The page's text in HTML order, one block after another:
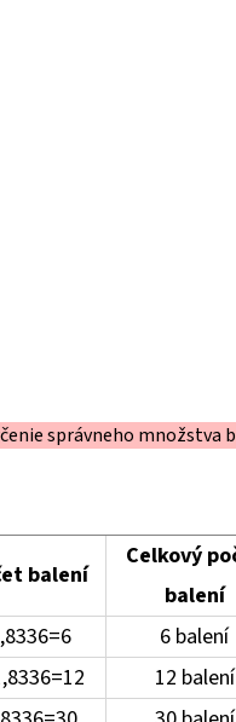
správneho množstva
balení
Celkový
balení
6 balení
12 balení